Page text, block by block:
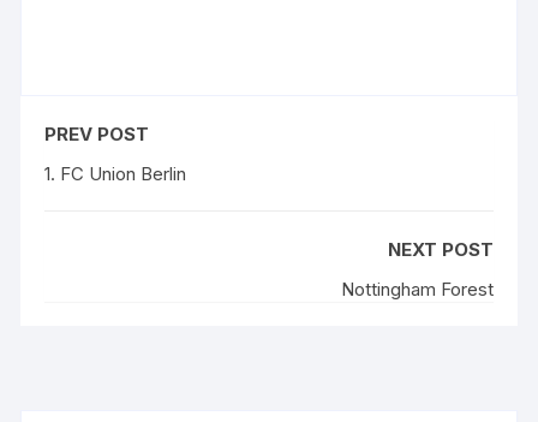
PREV POST
1. FC Union Berlin
NEXT POST
Nottingham Forest